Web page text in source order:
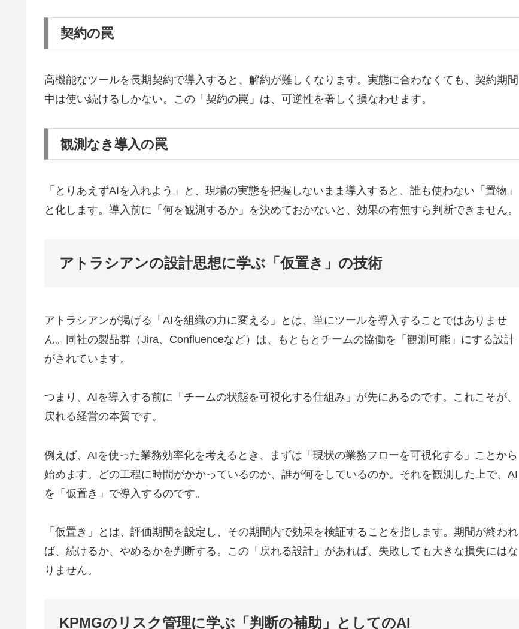
契約の罠
高機能なツールを長期契約で導入すると、解約が難しくなります。実態に合わなくても、契約期間
中は使い続けるしかない。この「契約の罠」は、可逆性を著しく損なわせます。
観測なき導入の罠
「とりあえずAIを入れよう」と、現場の実態を把握しないまま導入すると、誰も使わない「置物」
と化します。導入前に「何を観測するか」を決めておかないと、効果の有無すら判断できません。
アトラシアンの設計思想に学ぶ「仮置き」の技術
アトラシアンが掲げる「AIを組織の力に変える」とは、単にツールを導入することではありませ
ん。同社の製品群（Jira、Confluenceなど）は、もともとチームの協働を「観測可能」にする設計
がされています。
つまり、AIを導入する前に「チームの状態を可視化する仕組み」が先にあるのです。これこそが、
戻れる経営の本質です。
例えば、AIを使った業務効率化を考えるとき、まずは「現状の業務フローを可視化する」ことから
始めます。どの工程に時間がかかっているのか、誰が何をしているのか。それを観測した上で、AI
を「仮置き」で導入するのです。
「仮置き」とは、評価期間を設定し、その期間内で効果を検証することを指します。期間が終われ
ば、続けるか、やめるかを判断する。この「戻れる設計」があれば、失敗しても大きな損失にはな
りません。
KPMGのリスク管理に学ぶ「判断の補助」としてのAI